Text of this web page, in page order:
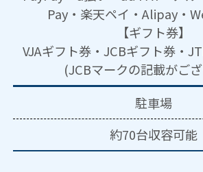
Pay・楽天ペイ・Alipay・
【ギフト券】
VJAギフト券・JCBギフト券・
(JCBマークの記載がご
駐車場
約70台収容可能